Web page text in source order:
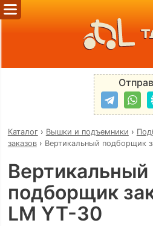
Каталог› Вышки и подъемники ›
заказов› Вертикальный подборщик
Вертикальный
подборщик
LM YT-30